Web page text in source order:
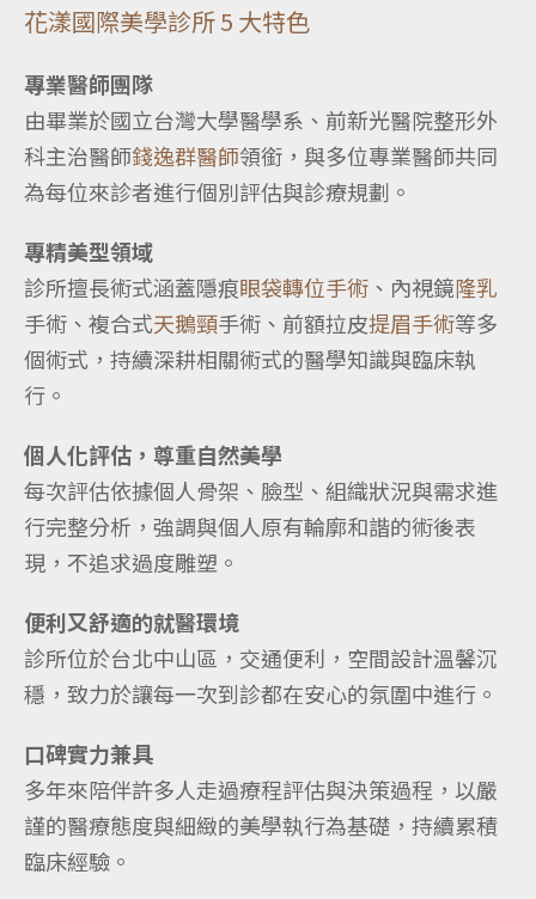
花漾國際美學診所 5 大特色
專業醫師團隊
由畢業於國立台灣大學醫學系、前新光醫院整形外
科主治醫師錢逸群醫師領銜，與多位專業醫師共同
為每位來診者進行個別評估與診療規劃。
專精美型領域
診所擅長術式涵蓋隱痕眼袋轉位手術 、內視鏡隆乳
手術、複合式天鵝頸手術、前額拉皮提眉手術等多
個術式，持續深耕相關術式的醫學知識與臨床執
行。
個人化評估，尊重自然美學
每次評估依據個人骨架、臉型、組織狀況與需求進
行完整分析，強調與個人原有輪廓和諧的術後表
現，不追求過度雕塑。
便利又舒適的就醫環境
診所位於台北中山區，交通便利，空間設計溫馨沉
穩，致力於讓每一次到診都在安心的氛圍中進行。
口碑實力兼具
多年來陪伴許多人走過療程評估與決策過程，以嚴
謹的醫療態度與細緻的美學執行為基礎，持續累積
臨床經驗。